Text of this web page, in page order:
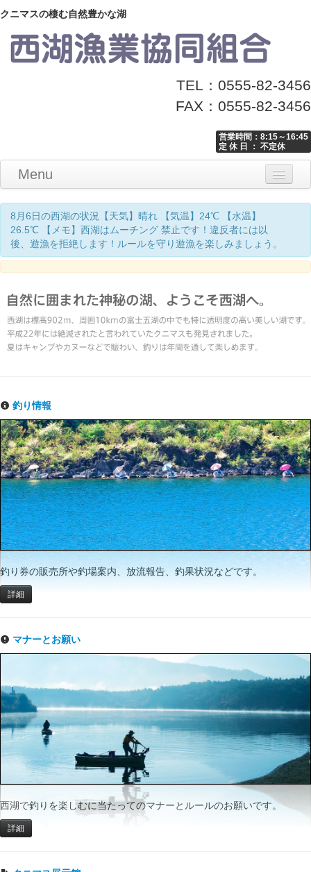
クニマスの棲む自然豊かな湖
TEL：0555-82-3456
FAX：0555-82-3456
営業時間：8:15～16:45
定 休 日 ： 不定休
Menu
Home
釣り情報
マナーとお願い
クニマス展示館
漁協からのお知らせ
お問い合わせ
8月6日の西湖の状況【天気】晴れ 【気温】24℃ 【水温】
26.5℃ 【メモ】西湖はムーチング 禁止です！違反者には以
後、遊漁を拒絶します！ルールを守り遊漁を楽しみましょう。
釣り情報
釣り券の販売所や釣場案内、放流報告、釣果状況などです。
詳細
マナーとお願い
西湖で釣りを楽しむに当たってのマナーとルールのお願いです。
詳細